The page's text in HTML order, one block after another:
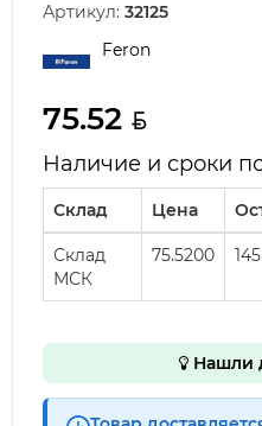
Артикул: 32125
Feron
75.52
Наличие и сроки
Склад Цена
Склад
МСК
75.5200 145
Нашли